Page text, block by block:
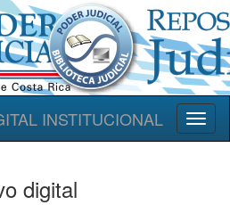
INSTITUCIONAL
digital